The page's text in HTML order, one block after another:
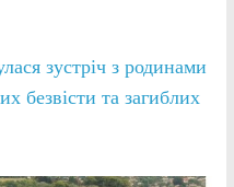
зустріч з родинами
безвісти та загиблих